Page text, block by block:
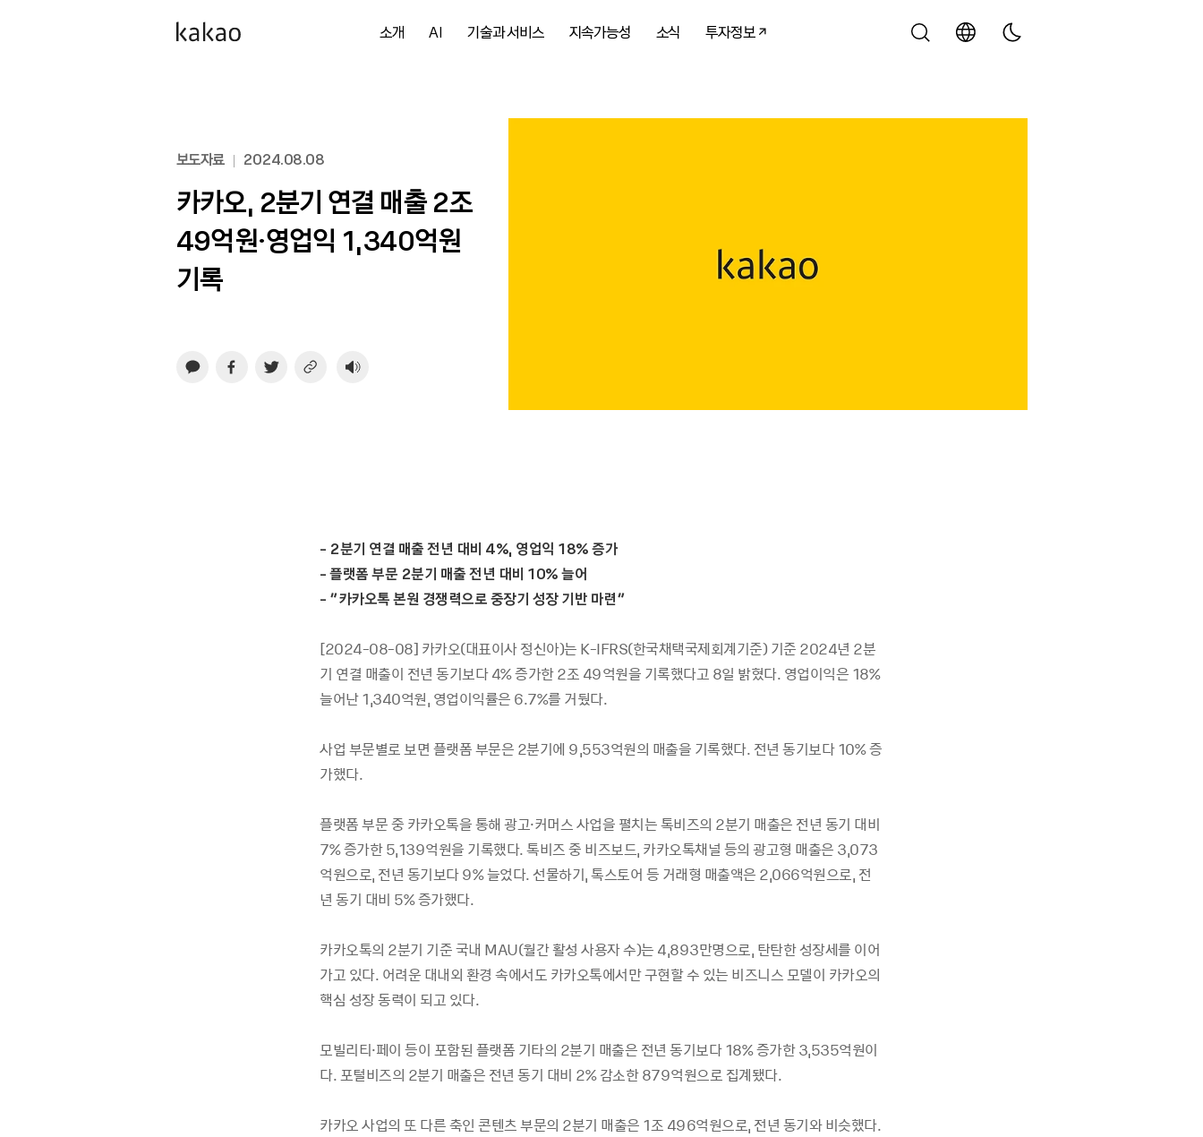
소개 AI 기술과 서비스 지속가능성 소식 투자정보
보도자료 2024.08.08
카카오, 2분기 연결 매출 2조
49억원·영업익 1,340억원
기록
- 2분기 연결 매출전년 대비 4%, 영업익 18%증가
-플랫폼부문 2분기 매출전년 대비 10%늘어
- “카카오톡본원 경쟁력으로중장기 성장기반 마련”
[2024-08-08] 카카오(대표이사 정신아)는 K-IFRS(한국채택국제회계기준) 기준 2024년 2분
기 연결 매출이 전년 동기보다 4% 증가한 2조 49억원을 기록했다고 8일 밝혔다. 영업이익은 18%
늘어난 1,340억원, 영업이익률은 6.7%를 거뒀다.
사업 부문별로 보면 플랫폼 부문은 2분기에 9,553억원의 매출을 기록했다. 전년 동기보다 10% 증
가했다.
플랫폼 부문 중 카카오톡을 통해 광고·커머스 사업을 펼치는 톡비즈의 2분기 매출은 전년 동기 대비
7% 증가한 5,139억원을 기록했다. 톡비즈 중 비즈보드, 카카오톡채널 등의 광고형 매출은 3,073
억원으로, 전년 동기보다 9% 늘었다. 선물하기, 톡스토어 등 거래형 매출액은 2,066억원으로, 전
년 동기 대비 5% 증가했다.
카카오톡의 2분기 기준 국내 MAU(월간 활성 사용자 수)는 4,893만명으로, 탄탄한 성장세를 이어
가고 있다. 어려운 대내외 환경 속에서도 카카오톡에서만 구현할 수 있는 비즈니스 모델이 카카오의
핵심 성장 동력이 되고 있다.
모빌리티·페이 등이 포함된 플랫폼 기타의 2분기 매출은 전년 동기보다 18% 증가한 3,535억원이
다. 포털비즈의 2분기 매출은 전년 동기 대비 2% 감소한 879억원으로 집계됐다.
카카오 사업의 또 다른 축인 콘텐츠 부문의 2분기 매출은 1조 496억원으로, 전년 동기와 비슷했다.